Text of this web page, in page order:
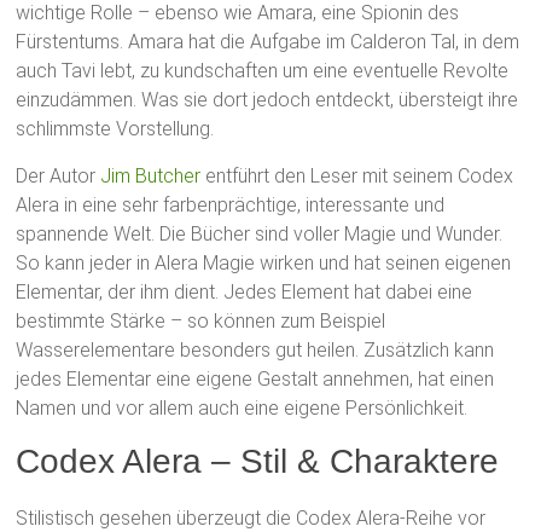
wichtige Rolle – ebenso wie Amara, eine Spionin des
Fürstentums. Amara hat die Aufgabe im Calderon Tal, in dem
auch Tavi lebt, zu kundschaften um eine eventuelle Revolte
einzudämmen. Was sie dort jedoch entdeckt, übersteigt ihre
schlimmste Vorstellung.
Der Autor Jim Butcher entführt den Leser mit seinem Codex
Alera in eine sehr farbenprächtige, interessante und
spannende Welt. Die Bücher sind voller Magie und Wunder.
So kann jeder in Alera Magie wirken und hat seinen eigenen
Elementar, der ihm dient. Jedes Element hat dabei eine
bestimmte Stärke – so können zum Beispiel
Wasserelementare besonders gut heilen. Zusätzlich kann
jedes Elementar eine eigene Gestalt annehmen, hat einen
Namen und vor allem auch eine eigene Persönlichkeit.
Codex Alera – Stil & Charaktere
Stilistisch gesehen überzeugt die Codex Alera-Reihe vor